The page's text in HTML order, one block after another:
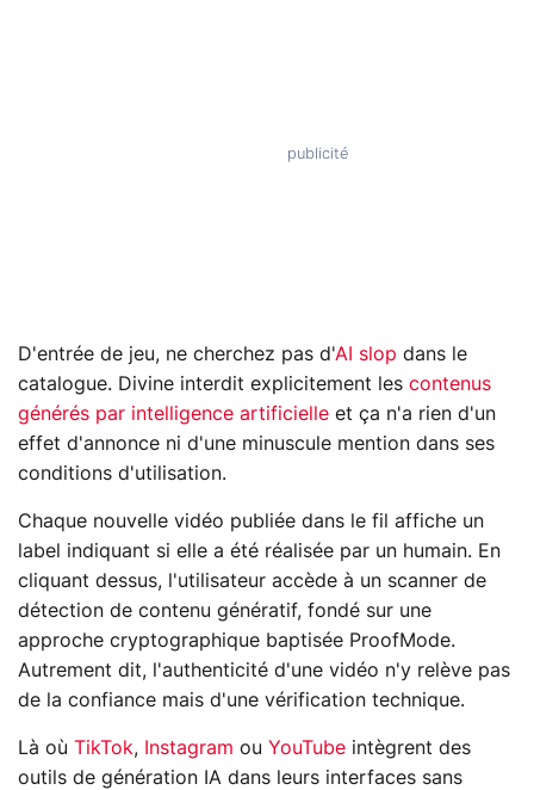
D'entrée de jeu, ne cherchez pas d'AI slop dans le
catalogue. Divine interdit explicitement les contenus
générés par intelligence artificielle et ça n'a rien d'un
effet d'annonce ni d'une minuscule mention dans ses
conditions d'utilisation.
Chaque nouvelle vidéo publiée dans le fil affiche un
label indiquant si elle a été réalisée par un humain. En
cliquant dessus, l'utilisateur accède à un scanner de
détection de contenu génératif, fondé sur une
approche cryptographique baptisée ProofMode.
Autrement dit, l'authenticité d'une vidéo n'y relève pas
de la confiance mais d'une vérification technique.
Là où TikTok, Instagram ou YouTube intègrent des
outils de génération IA dans leurs interfaces sans